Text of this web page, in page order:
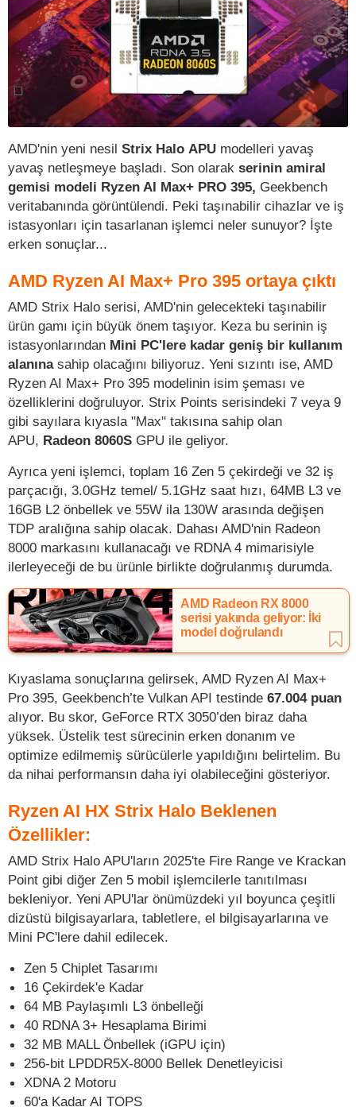
AMD'nin yeni nesil Strix Halo APU modelleri yavaş
yavaş netleşmeye başladı. Son olarak serinin amiral
gemisi modeli Ryzen AI Max+ PRO 395, Geekbench
veritabanında görüntülendi. Peki taşınabilir cihazlar ve iş
istasyonları için tasarlanan işlemci neler sunuyor? İşte
erken sonuçlar...
AMD Ryzen AI Max+ Pro 395 ortaya çıktı
AMD Strix Halo serisi, AMD'nin gelecekteki taşınabilir
ürün gamı için büyük önem taşıyor. Keza bu serinin iş
istasyonlarından Mini PC'lere kadar geniş bir kullanım
alanınasahip olacağını biliyoruz. Yeni sızıntı ise, AMD
Ryzen AI Max+ Pro 395 modelinin isim şeması ve
özelliklerini doğruluyor. Strix Points serisindeki 7 veya 9
gibi sayılara kıyasla "Max" takısına sahip olan
APU, Radeon 8060S GPU ile geliyor.
Ayrıca yeni işlemci, toplam 16 Zen 5 çekirdeği ve 32 iş
parçacığı, 3.0GHz temel/ 5.1GHz saat hızı, 64MB L3 ve
16GB L2 önbellek ve 55W ila 130W arasında değişen
TDP aralığına sahip olacak. Dahası AMD'nin Radeon
8000 markasını kullanacağı ve RDNA 4 mimarisiyle
ilerleyeceği de bu ürünle birlikte doğrulanmış durumda.
AMD Radeon RX 8000
serisi yakında geliyor: İki
model doğrulandı
Kıyaslama sonuçlarına gelirsek, AMD Ryzen AI Max+
Pro 395, Geekbench’te Vulkan API testinde 67.004 puan
alıyor. Bu skor, GeForce RTX 3050’den biraz daha
yüksek. Üstelik test sürecinin erken donanım ve
optimize edilmemiş sürücülerle yapıldığını belirtelim. Bu
da nihai performansın daha iyi olabileceğini gösteriyor.
Ryzen AI HX Strix Halo Beklenen
Özellikler:
AMD Strix Halo APU'ların 2025'te Fire Range ve Krackan
Point gibi diğer Zen 5 mobil işlemcilerle tanıtılması
bekleniyor. Yeni APU'lar önümüzdeki yıl boyunca çeşitli
dizüstü bilgisayarlara, tabletlere, el bilgisayarlarına ve
Mini PC'lere dahil edilecek.
Zen 5 Chiplet Tasarımı
16 Çekirdek'e Kadar
64 MB Paylaşımlı L3 önbelleği
40 RDNA 3+ Hesaplama Birimi
32 MB MALL Önbellek (iGPU için)
256-bit LPDDR5X-8000 Bellek Denetleyicisi
XDNA 2 Motoru
60'a Kadar AI TOPS